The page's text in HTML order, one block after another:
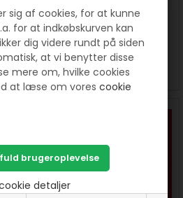
sig af cookies, for at kunne
for at indkøbskurven kan
dig videre rundt på siden
at vi benytter disse
mere om, hvilke cookies
at læse om vorescookie
detaljer
-
Patchworkstof Shadow play -
Brændt orange
150 DKK pr. meter
SE MERE